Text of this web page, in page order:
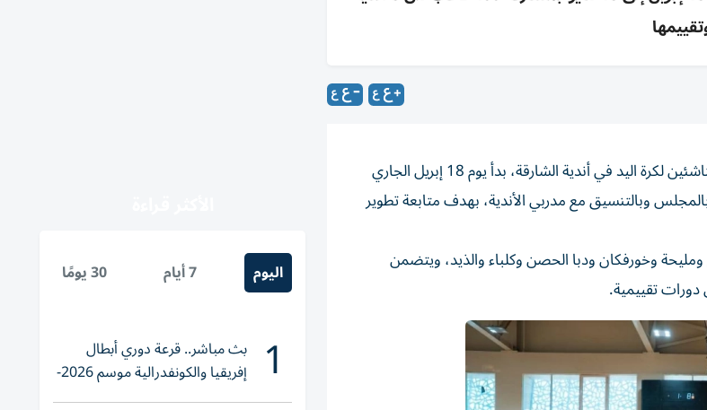
أطلق مجلس الشارقة الرياضي برنامج إعداد لاعبي فئات البراعم والأشبال والناشئين لكرة اليد في أندية الشارقة، بدأ يوم 18 إبريل الجاري
بالمجلس وبالتنسيق مع مدربي الأندية، بهدف متابعة تطوير
والبطائح والمدام ومليحة وخورفكان ودبا الحصن وكلباء والذيد، ويتضمن
دورات تقييمية.
اليوم 7 أيام 30 يومًا
1 بث مباشر.. قرعة دوري أبطال
إفريقيا والكونفدرالية موسم 2026-
2027